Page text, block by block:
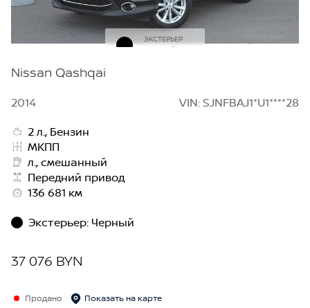
ЭКСТЕРЬЕР
Черный
Nissan Qashqai
2014
VIN: SJNFBAJ1*U1****28
2 л., Бензин
МКПП
л., смешанный
Передний привод
136 681 км
Экстерьер: Черный
37 076 BYN
Продано Показать на карте